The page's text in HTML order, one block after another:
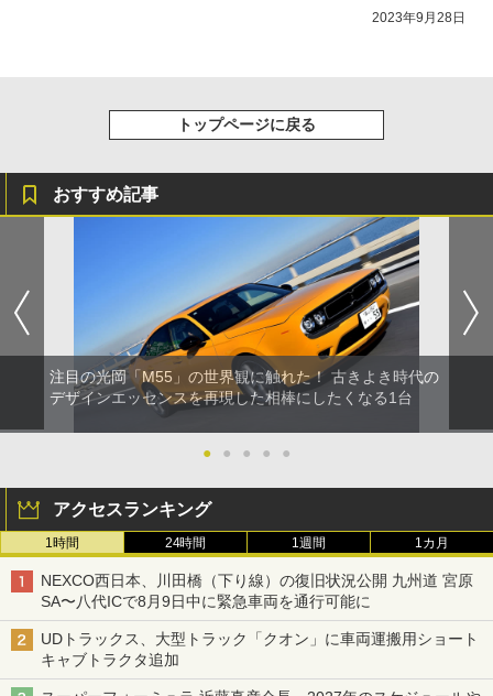
2023年9月28日
トップページに戻る
おすすめ記事
注目の光岡「M55」の世界観に触れた！ 古きよき時代の
デザインエッセンスを再現した相棒にしたくなる1台
● ● ● ● ●
アクセスランキング
1時間 24時間 1週間 1カ月
NEXCO西日本、川田橋（下り線）の復旧状況公開 九州道 宮原
SA〜八代ICで8月9日中に緊急車両を通行可能に
UDトラックス、大型トラック「クオン」に車両運搬用ショート
キャブトラクタ追加